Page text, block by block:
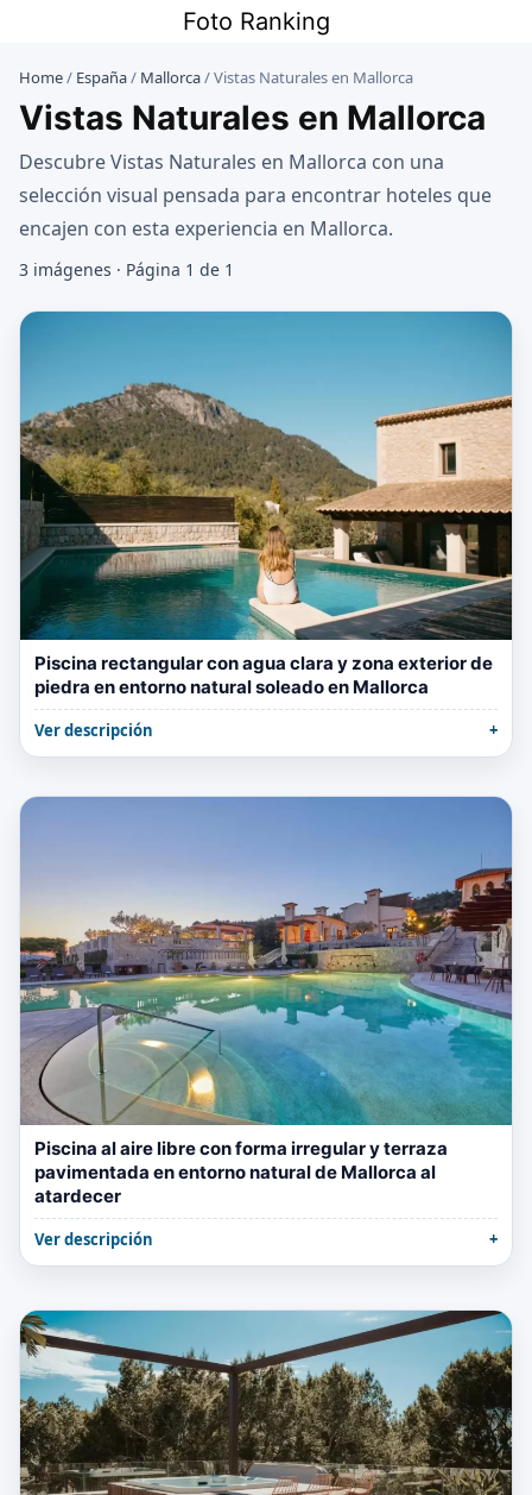
contenido
Foto Ranking
Home/ España/ Mallorca/Vistas Naturales en Mallorca
Vistas Naturales en Mallorca
Descubre Vistas Naturales en Mallorca con una
selección visual pensada para encontrar hoteles que
encajen con esta experiencia en Mallorca.
3 imágenes · Página 1 de 1
Piscina rectangular con agua clara y zona exterior de
piedra en entorno natural soleado en Mallorca
Ver descripción
Piscina al aire libre con forma irregular y terraza
pavimentada en entorno natural de Mallorca al
atardecer
Ver descripción